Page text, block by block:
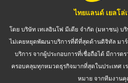
ไทยแลนด์ เยลโล่
โดย บริษัท เทเลอินโฟ มีเดีย จำกัด (มหาชน) บ
ไม่เคยหยุดพัฒนาบริการที่ดีที่สุดด้านดิจิทัล มาร์
บริการ จากผู้ประกอบการที่เชื่อถือได้ มีการ
ครอบคลุมทุกหมวดธุรกิจมากที่สุดในประเทศ
หมาย จากทีมงาน